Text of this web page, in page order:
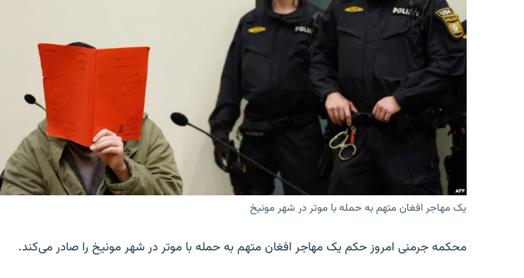
یک مهاجر افغان متهم به حمله با موتر در شهر مونیخ
محکمه جرمنی امروز حکم یک مهاجر افغان متهم به حمله با موتر در شهر مونیخ را صادر می‌کند.